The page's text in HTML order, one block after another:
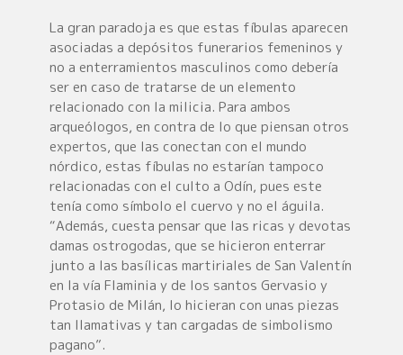
La gran paradoja es que estas fíbulas aparecen
asociadas a depósitos funerarios femeninos y
no a enterramientos masculinos como debería
ser en caso de tratarse de un elemento
relacionado con la milicia. Para ambos
arqueólogos, en contra de lo que piensan otros
expertos, que las conectan con el mundo
nórdico, estas fíbulas no estarían tampoco
relacionadas con el culto a Odín, pues este
tenía como símbolo el cuervo y no el águila.
“Además, cuesta pensar que las ricas y devotas
damas ostrogodas, que se hicieron enterrar
junto a las basílicas martiriales de San Valentín
en la vía Flaminia y de los santos Gervasio y
Protasio de Milán, lo hicieran con unas piezas
tan llamativas y tan cargadas de simbolismo
pagano”.